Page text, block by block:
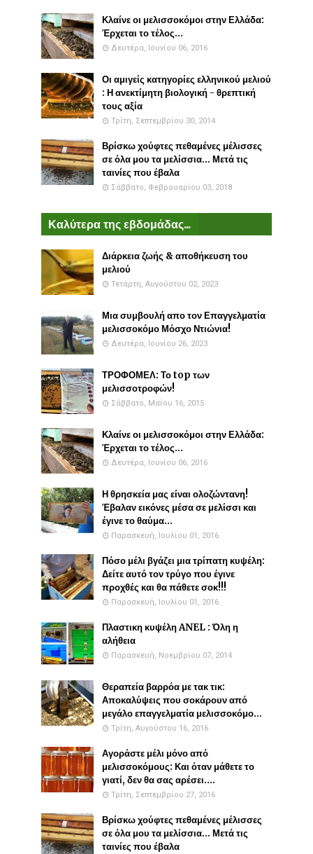
Κλαίνε οι μελισσοκόμοι στην Ελλάδα:
Έρχεται το τέλος...
Δευτέρα, Ιουνίου 06, 2016
Οι αμιγείς κατηγορίες ελληνικού μελιού
: Η ανεκτίμητη βιολογική - θρεπτική
τους αξία
Τρίτη, Σεπτεμβρίου 30, 2014
Βρίσκω χούφτες πεθαμένες μέλισσες
σε όλα μου τα μελίσσια... Μετά τις
ταινίες που έβαλα
Σάββατο, Φεβρουαρίου 03, 2018
Καλύτερα της εβδομάδας...
Διάρκεια ζωής & αποθήκευση του
μελιού
Τετάρτη, Αυγούστου 02, 2023
Μια συμβουλή απο τον Επαγγελματία
μελισσοκόμο Μόσχο Ντιώνια!
Δευτέρα, Ιουνίου 26, 2023
ΤΡΟΦΟΜΕΛ: Το top των
μελισσοτροφών!
Σάββατο, Μαΐου 16, 2015
Κλαίνε οι μελισσοκόμοι στην Ελλάδα:
Έρχεται το τέλος...
Δευτέρα, Ιουνίου 06, 2016
Η θρησκεία μας είναι ολοζώντανη!
Έβαλαν εικόνες μέσα σε μελίσσι και
έγινε το θαύμα...
Παρασκευή, Ιουλίου 01, 2016
Πόσο μέλι βγάζει μια τρίπατη κυψέλη:
Δείτε αυτό τον τρύγο που έγινε
προχθές και θα πάθετε σοκ!!!
Παρασκευή, Ιουλίου 01, 2016
Πλαστικη κυψέλη ANEL : Όλη η
αλήθεια
Παρασκευή, Νοεμβρίου 07, 2014
Θεραπεία βαρρόα με τακ τικ:
Αποκαλύψεις που σοκάρουν από
μεγάλο επαγγελματία μελισσοκόμο...
Τρίτη, Αυγούστου 16, 2016
Αγοράστε μέλι μόνο από
μελισσοκόμους: Και όταν μάθετε το
γιατί, δεν θα σας αρέσει....
Τρίτη, Σεπτεμβρίου 27, 2016
Βρίσκω χούφτες πεθαμένες μέλισσες
σε όλα μου τα μελίσσια... Μετά τις
ταινίες που έβαλα